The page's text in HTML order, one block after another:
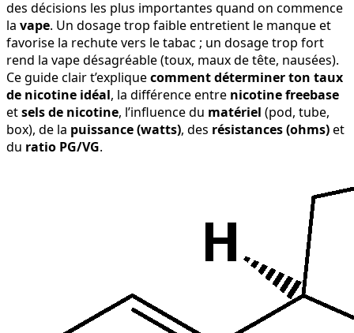
des décisions les plus importantes quand on commence
la vape. Un dosage trop faible entretient le manque et
favorise la rechute vers le tabac ; un dosage trop fort
rend la vape désagréable (toux, maux de tête, nausées).
Ce guide clair t’expliquecomment déterminer ton taux
de nicotine idéal, la différence entre nicotine freebase
etsels de nicotine, l’influence du matériel (pod, tube,
box), de la puissance (watts), des résistances (ohms)et
du ratio PG/VG.